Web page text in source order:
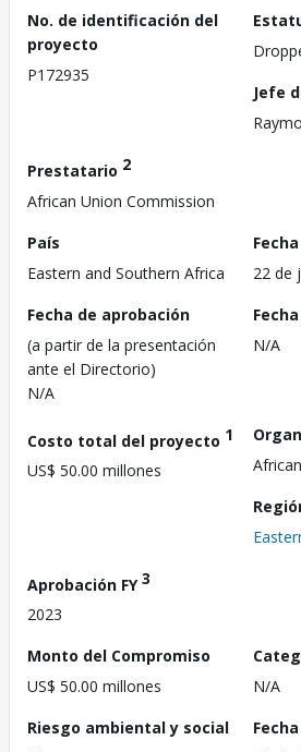
No. de identificación del
proyecto
P172935
Jefe
Prestatario 2
African Union Commission
País
Eastern and Southern Africa
22 de
Fecha de aprobación
(a partir de la presentación
ante el Directorio)
N/A
N/A
Costo total del proyecto 1
US$ 50.00 millones
Aprobación FY3
2023
Monto del Compromiso
US$ 50.00 millones
N/A
Riesgo ambiental y social